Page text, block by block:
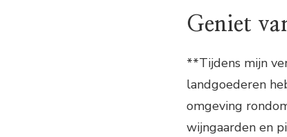
Geniet
**Tijdens mijn
landgoederen
omgeving
wijngaarden en